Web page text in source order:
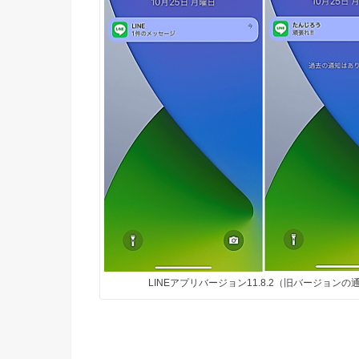
LINEアプリバージョン11.8.2（旧バージョンの